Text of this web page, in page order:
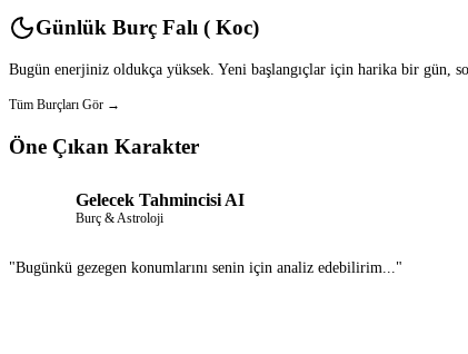
Günlük Burç Falı ( Koc)
Bugün enerjiniz oldukça yüksek. Yeni başlangıçlar için harika bir gün,
Tüm Burçları Gör →
Öne Çıkan Karakter
Gelecek Tahmincisi AI
Burç & Astroloji
"Bugünkü gezegen konumlarını senin için analiz edebilirim..."